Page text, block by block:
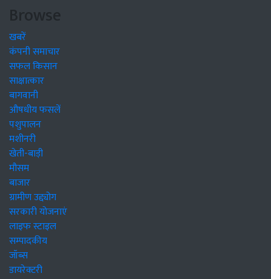
Browse
खबरें
कंपनी समाचार
सफल किसान
साक्षात्कार
बागवानी
औषधीय फसलें
पशुपालन
मशीनरी
खेती-बाड़ी
मौसम
बाजार
ग्रामीण उद्द्योग
सरकारी योजनाएं
लाइफ स्टाइल
सम्पादकीय
जॉब्स
डायरेक्टरी